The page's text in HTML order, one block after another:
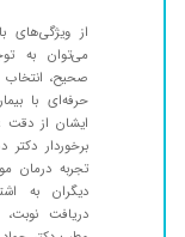
از ویژگی‌های
می‌توان به
صحیح، انتخاب
حرفه‌ای با
ایشان از دقت
برخوردار
تجربه درمان
دیگران به
دریافت نوبت،